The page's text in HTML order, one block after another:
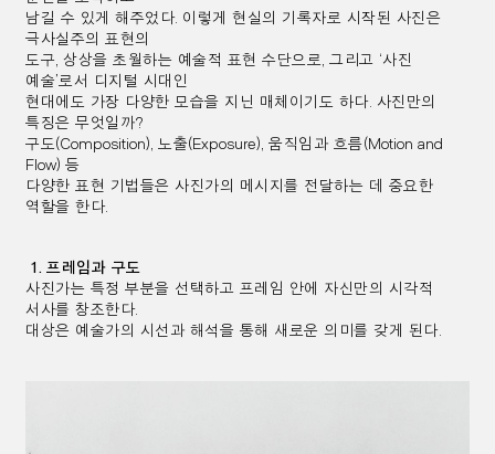
남길 수 있게 해주었다. 이렇게 현실의 기록자로 시작된 사진은
극사실주의 표현의
도구 ,상상을 초월하는 예술적 표현 수단으로 ,그리고 ‘사진
예술’ 로서 디지털 시대인
현대에도 가장 다양한 모습을 지닌 매체이기도 하다. 사진만의
특징은 무엇일까?
구도 (Composition), 노출(Exposure),움직임과 흐름(Motion and
Flow)등
다양한 표현 기법들은 사진가의 메시지를 전달하는 데 중요한
역할을 한다.
1. 프레임과 구도
사진가는 특정 부분을 선택하고 프레임 안에 자신만의 시각적
서사를 창조한다.
대상은 예술가의 시선과 해석을 통해 새로운 의미를 갖게 된다.